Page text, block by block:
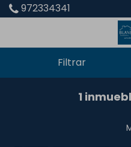
972334341
Filtrar
1